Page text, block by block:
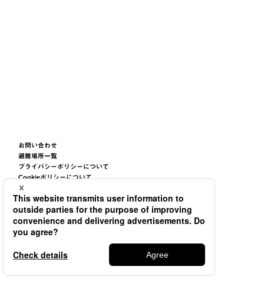
お問い合わせ
避難場所一覧
プライバシーポリシーについて
Cookieポリシーについて
サイトご利用条件について
サイトマップ
TSUNEISHI GROUP CORPORATION.